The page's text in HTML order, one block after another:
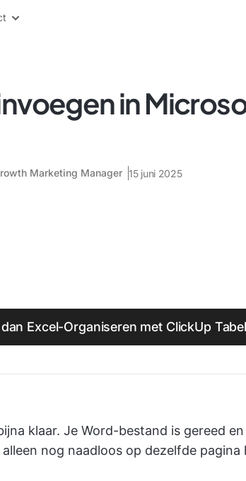
in
Marketing Manager 15 juni 2025
Excel-Organiseren met ClickUp
klaar. Je Word-bestand is gereed
nog naadloos op dezelfde pagina